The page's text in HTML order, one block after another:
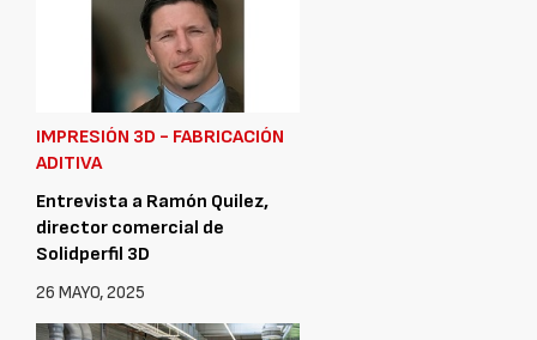
IMPRESIÓN 3D - FABRICACIÓN
ADITIVA
Entrevista a Ramón Quilez,
director comercial de
Solidperfil 3D
26 MAYO, 2025